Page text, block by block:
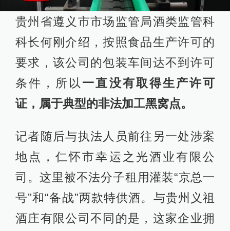
贵州省遵义市市场监管局酒类监管科
科长何刚介绍，按照食品生产许可的
要求，该公司的包装车间达不到许可
条件，所以 一直没有取得生产许可
证，属于典型的非法加工黑窝点。
记者随后与执法人员前往另一处涉案
地点，仁怀市幸运之光酒业有限公
司。这里被不法分子租用灌装“京总一
号”和“备战”两款特供酒。与贵州义祖
酒庄有限公司不同的是，这家企业拥